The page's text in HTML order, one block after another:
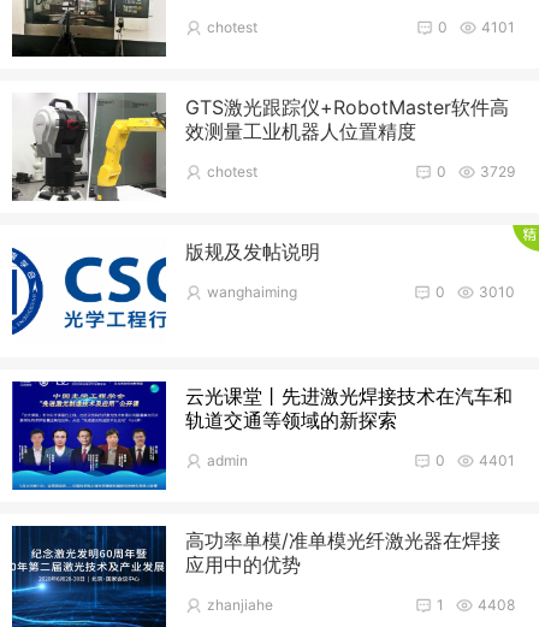
4101
0
chotest
GTS激光跟踪仪+RobotMaster软件高
效测量工业机器人位置精度
3729
0
chotest
版规及发帖说明
3010
0
wanghaiming
云光课堂丨先进激光焊接技术在汽车和
轨道交通等领域的新探索
4401
0
admin
高功率单模/准单模光纤激光器在焊接
应用中的优势
4408
1
zhanjiahe